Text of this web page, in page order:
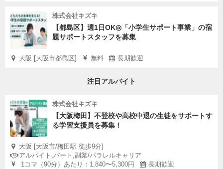
株式会社キズキ
【都島区】週1日OK◎「小学生サポート事業」の宿
題サポートスタッフを募集
大阪 [大阪市都島区] 無料 長期歓迎
注目アルバイト
株式会社キズキ
【大阪梅田】不登校や高校中退の生徒をサポートす
る学習支援員を募集！
大阪 [大阪市/梅田駅 徒歩9分]
アルバイト,パート,副業/パラレルキャリア
1コマ（90分）あたり：1,840〜5,300円
長期歓迎